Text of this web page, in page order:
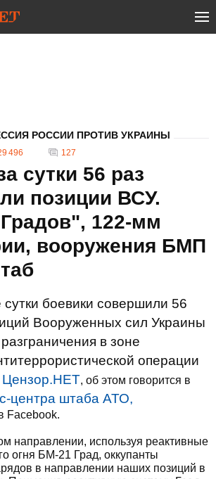
РОССИИ ПРОТИВ УКРАИНЫ
496 127
сутки 56 раз
позиции ВСУ.
122-мм
вооружения БМП
боевики совершили 56
Вооруженных сил Украины
в зоне
операции
Цензор.НЕТ, об этом говорится в
центра штаба АТО,
Facebook.
направлении, используя реактивные
огня БМ-21 Град, оккупанты
в направлении наших позиций в